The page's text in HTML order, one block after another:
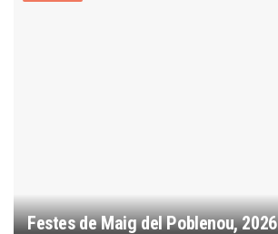
Festes de Maig del Poblenou, 2026